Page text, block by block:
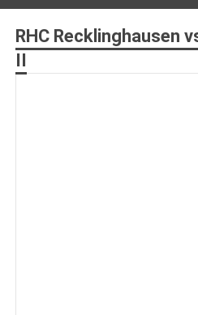
RHC Recklinghausen
II